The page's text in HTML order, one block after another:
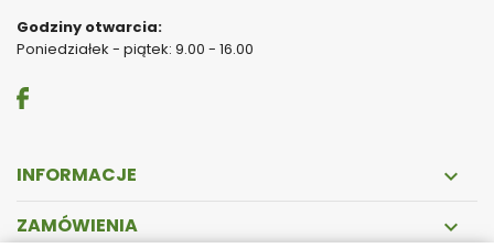
Godziny otwarcia:
Poniedziałek - piątek: 9.00 - 16.00
INFORMACJE 
ZAMÓWIENIA 